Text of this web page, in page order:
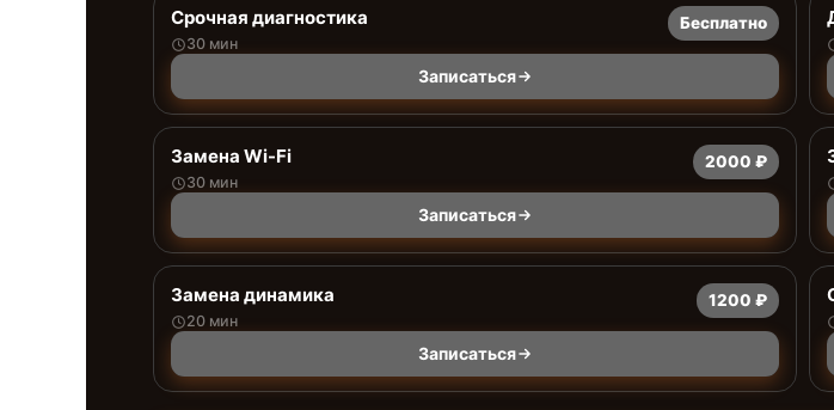
Срочная диагностика
30 мин
Бесплатно
Записаться
Замена Wi-Fi
30 мин
2000 ₽
Записаться
Замена динамика
20 мин
1200 ₽
Записаться